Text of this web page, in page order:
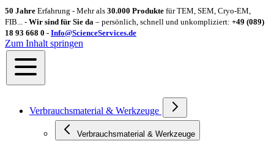
50 Jahre Erfahrung - Mehr als 30.000 Produkte für TEM, SEM, Cryo-EM,
FIB... - Wir sind für Sie da – persönlich, schnell und unkompliziert: +49 (089)
18 93 668 0 - Info@ScienceServices.de
Zum Inhalt springen
Verbrauchsmaterial & Werkzeuge
Verbrauchsmaterial & Werkzeuge